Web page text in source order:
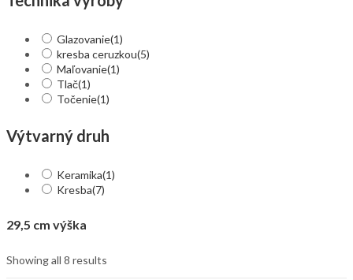
Glazovanie(1)
kresba ceruzkou(5)
Maľovanie(1)
Tlač(1)
Točenie(1)
Výtvarný druh
Keramika(1)
Kresba(7)
29,5 cm výška
Showing all 8 results